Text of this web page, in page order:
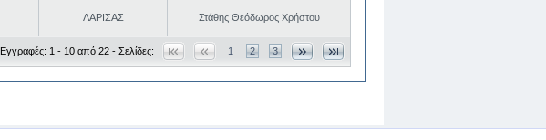
ΛΑΡΙΣΑΣ Στάθης Θεόδωρος Χρήστου
Εγγραφές: 1 - 10 από 22 - Σελίδες: 1 2 3